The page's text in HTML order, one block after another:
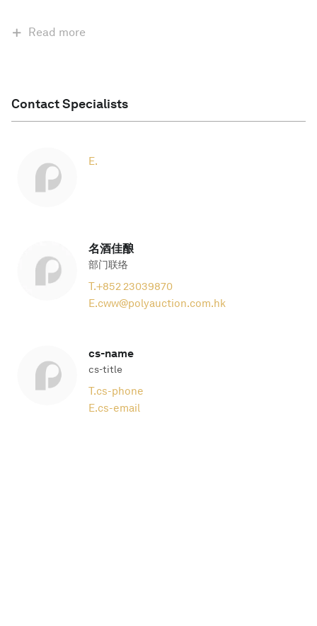
Read more
Contact Specialists
E.
名酒佳酿
部门联络
T.+852 23039870
E.cww@polyauction.com.hk
cs-name
cs-title
T.cs-phone
E.cs-email